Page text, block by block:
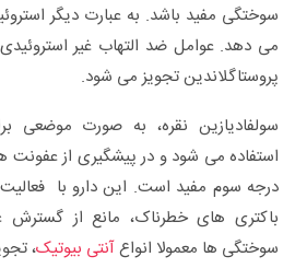
سوختگی مفید باشد. به عبارت دیگر
می دهد. عوامل ضد التهاب غیر
پروستاگلاندین تجویز می شود.
سولفادیازین نقره، به صورت موضعی
استفاده می شود و در پیشگیری از عفونت
درجه سوم مفید است. این دارو با
باکتری های خطرناک، مانع از
سوختگی ها معمولا انواعآنتی بیوتیک،